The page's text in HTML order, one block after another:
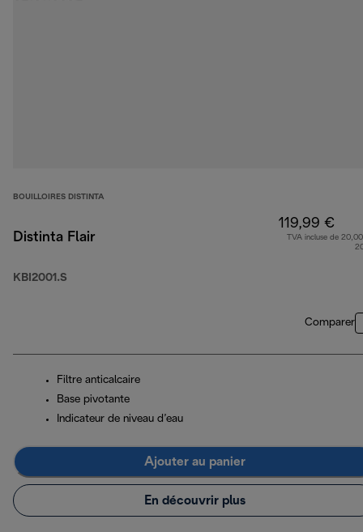
BOUILLOIRES DISTINTA
Distinta Flair
KBI2001.S
119,99 €
TVA incluse de
Comparer
Filtre anticalcaire
Base pivotante
Indicateur de niveau d’eau
Ajouter au panier
En découvrir plus